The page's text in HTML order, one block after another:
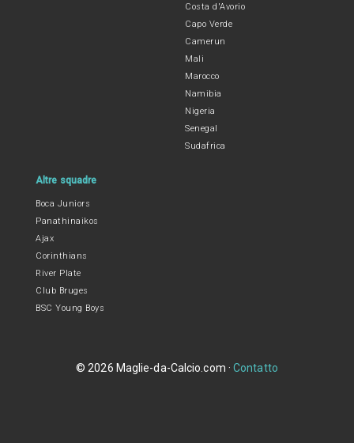
Costa d'Avorio
Capo Verde
Camerun
Mali
Marocco
Namibia
Nigeria
Senegal
Sudafrica
Altre squadre
Boca Juniors
Panathinaikos
Ajax
Corinthians
River Plate
Club Bruges
BSC Young Boys
© 2026 Maglie-da-Calcio.com ·Contatto